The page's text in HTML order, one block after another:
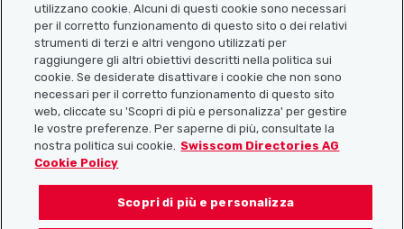
Link utili
Scarica l’app Localcities
Seguiteci su:
utilizzano cookie. Alcuni di questi cookie sono necessari
per il corretto funzionamento di questo sito o dei relativi
strumenti di terzi e altri vengono utilizzati per
raggiungere gli altri obiettivi descritti nella politica sui
cookie. Se desiderate disattivare i cookie che non sono
necessari per il corretto funzionamento di questo sito
web, cliccate su 'Scopri di più e personalizza' per gestire
le vostre preferenze. Per saperne di più, consultate la
nostra politica sui cookie.
Swisscom Directories AG
Cookie Policy
Scopri di più e personalizza